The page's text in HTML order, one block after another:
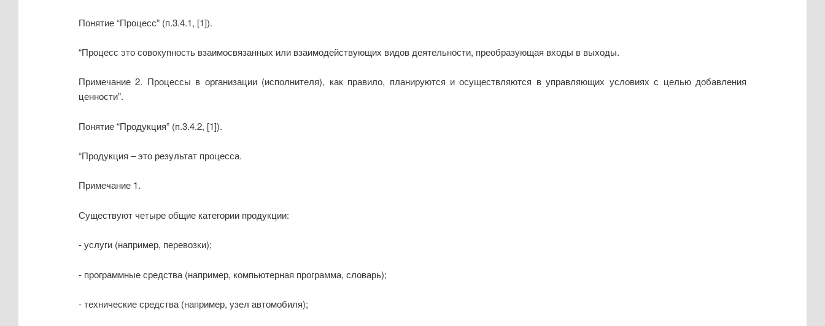
Понятие “Процесс” (п.3.4.1, [1]).
“Процесс это совокупность взаимосвязанных или взаимодействующих видов деятельности, преобразующая входы в выходы.
Примечание 2. Процессы в организации (исполнителя), как правило, планируются и осуществляются в управляющих условиях с целью добавления
ценности”.
Понятие “Продукция” (п.3.4.2, [1]).
“Продукция – это результат процесса.
Примечание 1.
Существуют четыре общие категории продукции:
- услуги (например, перевозки);
- программные средства (например, компьютерная программа, словарь);
- технические средства (например, узел автомобиля);